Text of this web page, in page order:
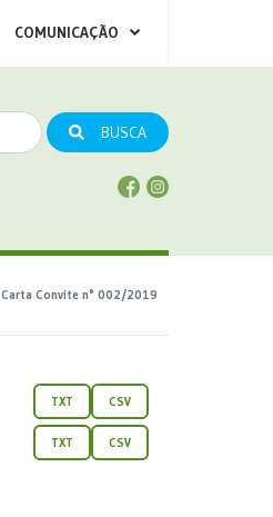
COMUNICAÇÃO
BUSCA
Carta Convite n° 002/2019
TXT CSV
TXT CSV